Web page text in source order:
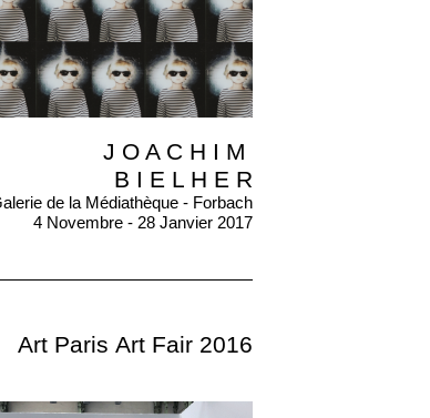
J O A C H I M
B I E L H E R
de la Médiathèque - Forbach
4 Novembre - 28 Janvier 2017
Art Paris Art Fair 2016